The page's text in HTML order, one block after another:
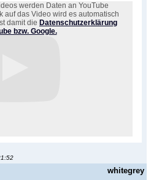
werden Daten an YouTube
auf das Video wird es automatisch
damit die Datenschutzerklärung
bzw. Google.
whitegrey